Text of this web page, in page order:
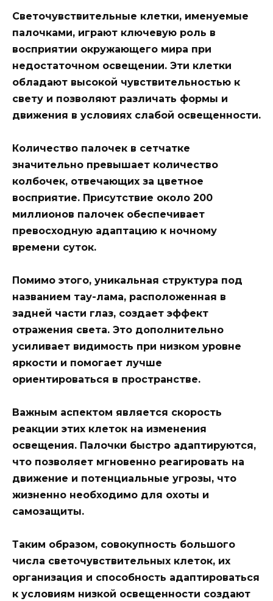
Светочувствительные клетки, именуемые
палочками, играют ключевую роль в
восприятии окружающего мира при
недостаточном освещении. Эти клетки
обладают высокой чувствительностью к
свету и позволяют различать формы и
движения в условиях слабой освещенности.
Количество палочек в сетчатке
значительно превышает количество
колбочек, отвечающих за цветное
восприятие. Присутствие около 200
миллионов палочек обеспечивает
превосходную адаптацию к ночному
времени суток.
Помимо этого, уникальная структура под
названием тау-лама, расположенная в
задней части глаз, создает эффект
отражения света. Это дополнительно
усиливает видимость при низком уровне
яркости и помогает лучше
ориентироваться в пространстве.
Важным аспектом является скорость
реакции этих клеток на изменения
освещения. Палочки быстро адаптируются,
что позволяет мгновенно реагировать на
движение и потенциальные угрозы, что
жизненно необходимо для охоты и
самозащиты.
Таким образом, совокупность большого
числа светочувствительных клеток, их
организация и способность адаптироваться
к условиям низкой освещенности создают